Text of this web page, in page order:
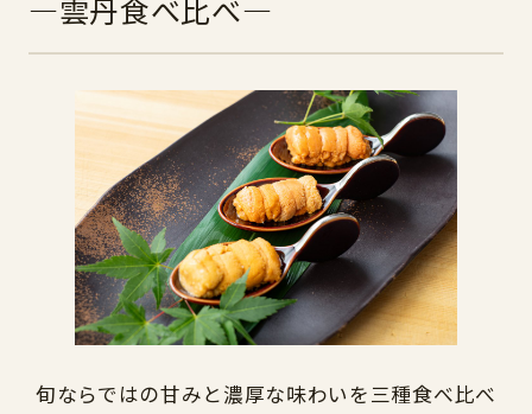
―雲丹食べ比べ―
旬ならではの甘みと濃厚な味わいを三種食べ比べ